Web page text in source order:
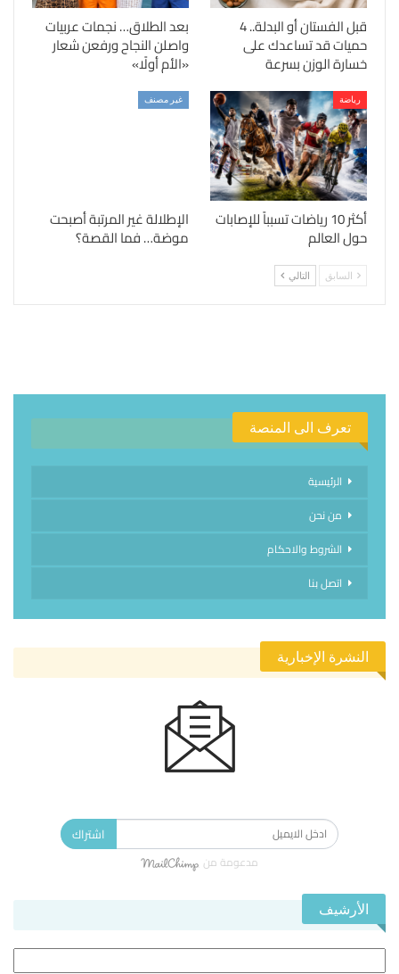
قبل الفستان أو البدلة.. 4
حميات قد تساعدك على
خسارة الوزن بسرعة
بعد الطلاق… نجمات عربيات
واصلن النجاح ورفعن شعار
«الأم أولًا»
رياضة
أكثر 10 رياضات تسبباً للإصابات
حول العالم
غير مصنف
الإطلالة غير المرتبة أصبحت
موضة… فما القصة؟
السابق التالي
تعرف الى المنصة
الرئيسية
من نحن
الشروط والاحكام
اتصل بنا
النشرة الإخبارية
اشتراك
مدعومة من
الأرشيف